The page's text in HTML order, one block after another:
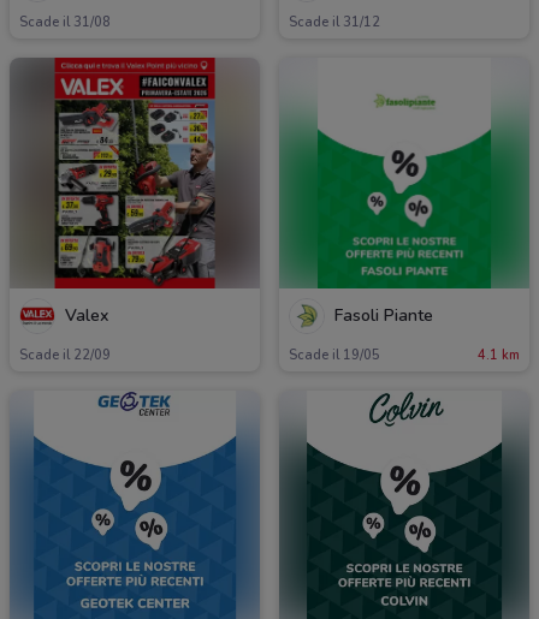
Scade il 31/08 Scade il 31/12
Valex
Scade il 22/09
Fasoli Piante
Scade il 19/05 4.1 km